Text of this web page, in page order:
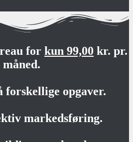
for kun 99,00 kr. pr.
måned.
forskellige opgaver.
markedsføring.